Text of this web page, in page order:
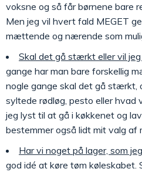
voksne og så får børnene bare
Men jeg vil hvert fald MEGET
mættende og nærende som
Skal det gå stærkt eller vil
gange har man bare forskellig
nogle gange skal det gå stærkt,
syltede rødløg, pesto eller hvad
jeg lyst til at gå i køkkenet og
bestemmer også lidt mit valg af
Har vi noget på lager, som
god idé at køre tøm køleskabet.